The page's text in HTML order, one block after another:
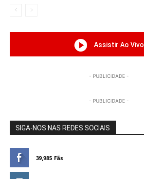
Assistir Ao Vivo
- PUBLICIDADE -
- PUBLICIDADE -
SIGA-NOS NAS REDES SOCIAIS
39,985 Fãs